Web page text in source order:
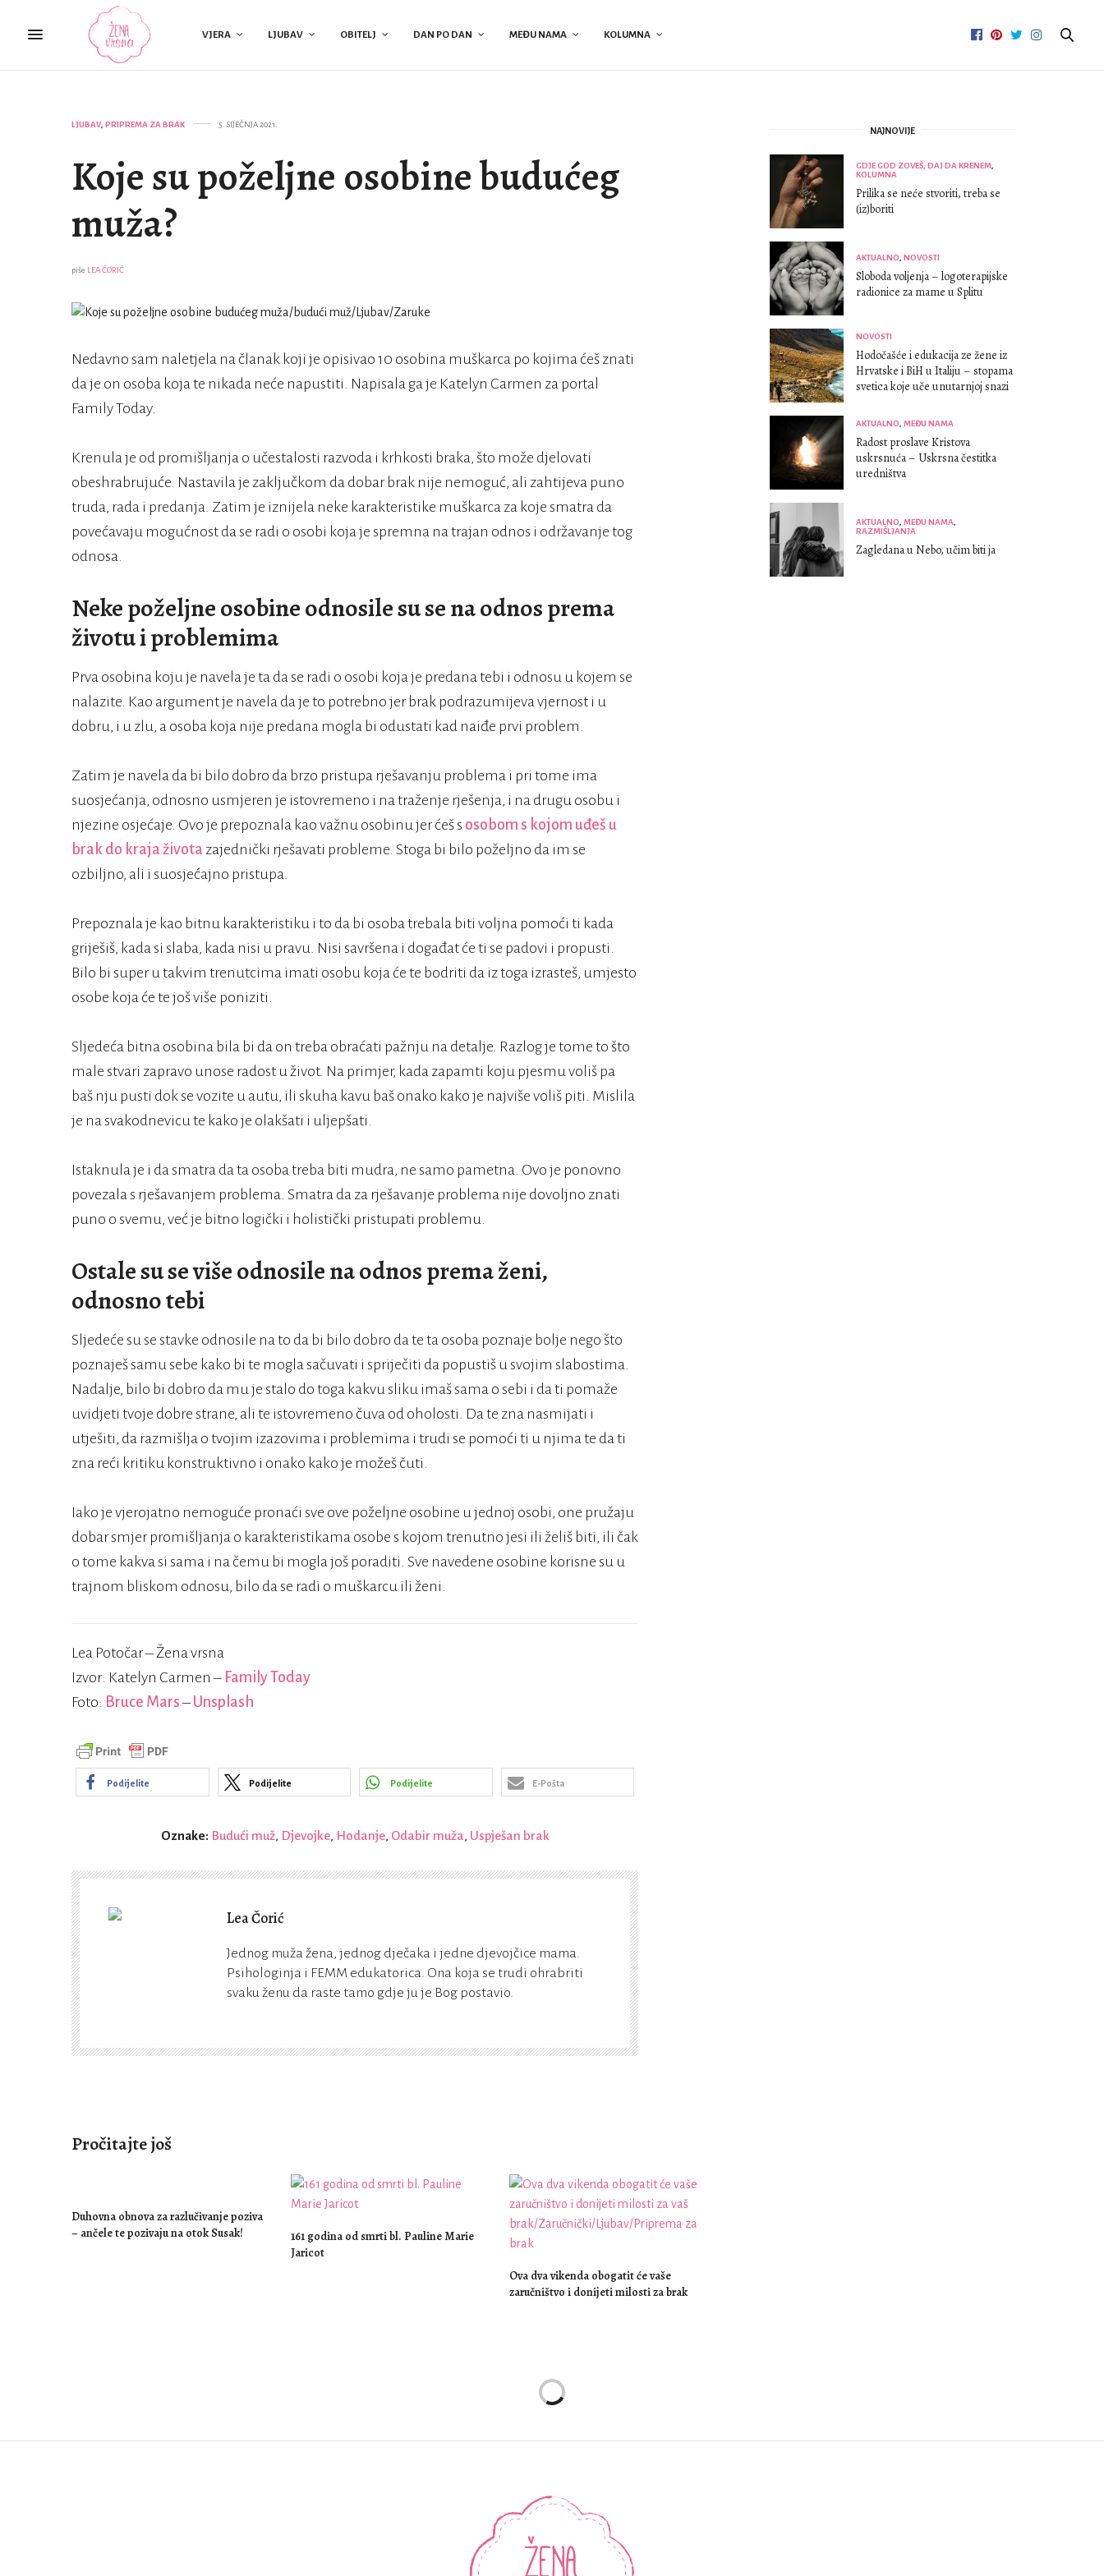
VJERA LJUBAV OBITELJ DAN PO DAN MEĐU NAMA KOLUMNA
LJUBAV, PRIPREMA ZA BRAK 5. SIJEČNJA 2021.
Koje su poželjne osobine budućeg
muža?
piše LEA ČORIĆ
Nedavno sam naletjela na članak koji je opisivao 10 osobina muškarca po kojima ćeš znati
da je on osoba koja te nikada neće napustiti. Napisala ga je Katelyn Carmen za portal
Family Today.
Krenula je od promišljanja o učestalosti razvoda i krhkosti braka, što može djelovati
obeshrabrujuće. Nastavila je zaključkom da dobar brak nije nemoguć, ali zahtijeva puno
truda, rada i predanja. Zatim je iznijela neke karakteristike muškarca za koje smatra da
povećavaju mogućnost da se radi o osobi koja je spremna na trajan odnos i održavanje tog
odnosa.
Neke poželjne osobine odnosile su se na odnos prema
životu i problemima
Prva osobina koju je navela je ta da se radi o osobi koja je predana tebi i odnosu u kojem se
nalazite. Kao argument je navela da je to potrebno jer brak podrazumijeva vjernost i u
dobru, i u zlu, a osoba koja nije predana mogla bi odustati kad naiđe prvi problem.
Zatim je navela da bi bilo dobro da brzo pristupa rješavanju problema i pri tome ima
suosjećanja, odnosno usmjeren je istovremeno i na traženje rješenja, i na drugu osobu i
njezine osjećaje. Ovo je prepoznala kao važnu osobinu jer ćeš s osobom s kojom uđeš u
brak do kraja života zajednički rješavati probleme. Stoga bi bilo poželjno da im se
ozbiljno, ali i suosjećajno pristupa.
Prepoznala je kao bitnu karakteristiku i to da bi osoba trebala biti voljna pomoći ti kada
griješiš, kada si slaba, kada nisi u pravu. Nisi savršena i događat će ti se padovi i propusti.
Bilo bi super u takvim trenutcima imati osobu koja će te bodriti da iz toga izrasteš, umjesto
osobe koja će te još više poniziti.
Sljedeća bitna osobina bila bi da on treba obraćati pažnju na detalje. Razlog je tome to što
male stvari zapravo unose radost u život. Na primjer, kada zapamti koju pjesmu voliš pa
baš nju pusti dok se vozite u autu, ili skuha kavu baš onako kako je najviše voliš piti. Mislila
je na svakodnevicu te kako je olakšati i uljepšati.
Istaknula je i da smatra da ta osoba treba biti mudra, ne samo pametna. Ovo je ponovno
povezala s rješavanjem problema. Smatra da za rješavanje problema nije dovoljno znati
puno o svemu, već je bitno logički i holistički pristupati problemu.
Ostale su se više odnosile na odnos prema ženi,
odnosno tebi
Sljedeće su se stavke odnosile na to da bi bilo dobro da te ta osoba poznaje bolje nego što
poznaješ samu sebe kako bi te mogla sačuvati i spriječiti da popustiš u svojim slabostima.
Nadalje, bilo bi dobro da mu je stalo do toga kakvu sliku imaš sama o sebi i da ti pomaže
uvidjeti tvoje dobre strane, ali te istovremeno čuva od oholosti. Da te zna nasmijati i
utješiti, da razmišlja o tvojim izazovima i problemima i trudi se pomoći ti u njima te da ti
zna reći kritiku konstruktivno i onako kako je možeš čuti.
Iako je vjerojatno nemoguće pronaći sve ove poželjne osobine u jednoj osobi, one pružaju
dobar smjer promišljanja o karakteristikama osobe s kojom trenutno jesi ili želiš biti, ili čak
o tome kakva si sama i na čemu bi mogla još poraditi. Sve navedene osobine korisne su u
trajnom bliskom odnosu, bilo da se radi o muškarcu ili ženi.
Lea Potočar – Žena vrsna
Izvor: Katelyn Carmen – Family Today
Foto: Bruce Mars– Unsplash
Podijelite Podijelite Podijelite E-Pošta
Oznake: Budući muž, Djevojke, Hodanje, Odabir muža, Uspješan brak
Lea Čorić
Jednog muža žena, jednog dječaka i jedne djevojčice mama.
Psihologinja i FEMM edukatorica. Ona koja se trudi ohrabriti
svaku ženu da raste tamo gdje ju je Bog postavio.
Pročitajte još
Duhovna obnova za razlučivanje poziva
– ančele te pozivaju na otok Susak!
161 godina od smrti bl. Pauline Marie
Jaricot
Ova dva vikenda obogatit će vaše
zaručništvo i donijeti milosti za brak
NAJNOVIJE
GDJE GOD ZOVEŠ, DAJ DA KRENEM,
KOLUMNA
Prilika se neće stvoriti, treba se
(iz)boriti
AKTUALNO, NOVOSTI
Sloboda voljenja – logoterapijske
radionice za mame u Splitu
NOVOSTI
Hodočašće i edukacija ze žene iz
Hrvatske i BiH u Italiju – stopama
svetica koje uče unutarnjoj snazi
AKTUALNO, MEĐU NAMA
Radost proslave Kristova
uskrsnuća – Uskrsna čestitka
uredništva
AKTUALNO, MEĐU NAMA,
RAZMIŠLJANJA
Zagledana u Nebo, učim biti ja